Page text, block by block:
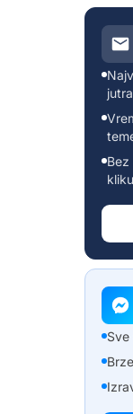
jutra
kliku